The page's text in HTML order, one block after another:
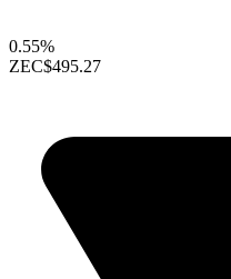
0.55%
ZEC$495.27